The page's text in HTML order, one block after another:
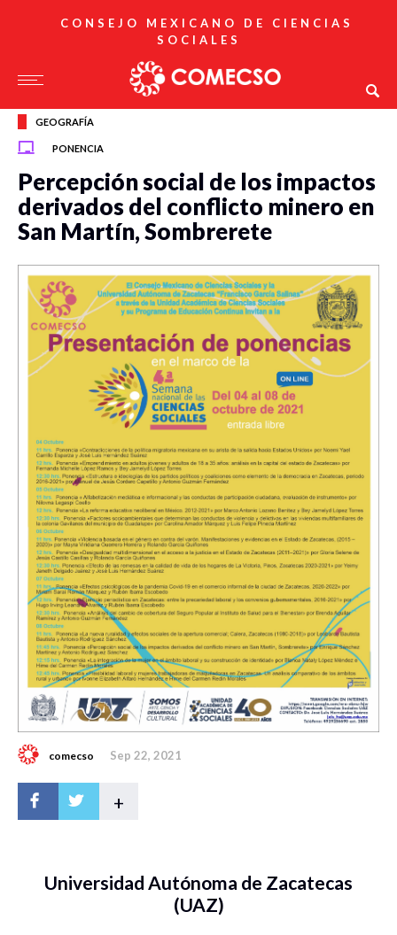
CONSEJO MEXICANO DE CIENCIAS
SOCIALES
GEOGRAFÍA
PONENCIA
Percepción social de los impactos
derivados del conflicto minero en
San Martín, Sombrerete
comecso Sep 22, 2021
+
Universidad Autónoma de Zacatecas
(UAZ)